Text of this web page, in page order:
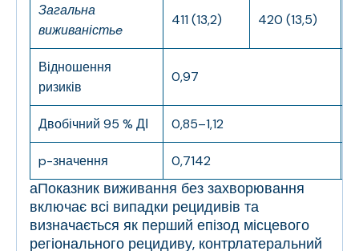
Загальна
виживаністьe
411 (13,2) 420 (13,5)
Відношення
ризиків
0,97
Двобічний 95 % ДІ 0,85–1,12
p-значення 0,7142
аПоказник виживання без захворювання
включає всі випадки рецидивів та
визначається як перший епізод місцевого
регіонального рецидиву, контрлатеральний